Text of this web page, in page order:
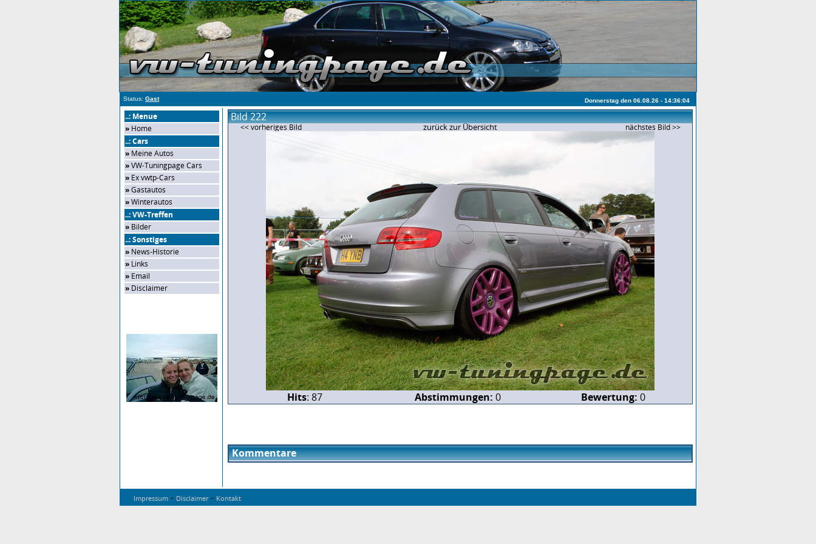
Status: Gast Donnerstag den 06.08.26 - 14:36:04
..: Menue
» Home
..: Cars
» Meine Autos
»VW-Tuningpage Cars
» Ex vwtp-Cars
»Gastautos
»Winterautos
..: VW-Treffen
» Bilder
..: Sonstiges
» News-Historie
» Links
» Email
» Disclaimer
Bild 222
<< vorheriges Bild zurück zur Übersicht nächstes Bild >>
Hits: 87 Abstimmungen: 0 Bewertung: 0
Kommentare
Impressum - Disclaimer- Kontakt